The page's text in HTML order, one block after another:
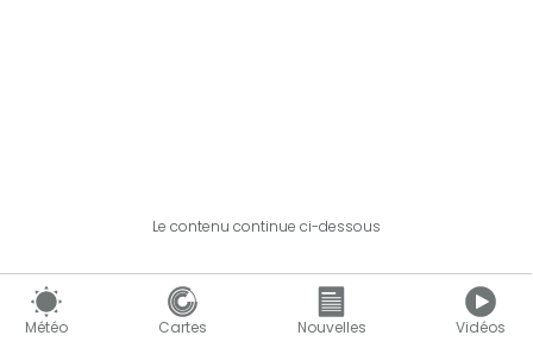
Météo Cartes Nouvelles Vidéos
Le contenu continue ci-dessous